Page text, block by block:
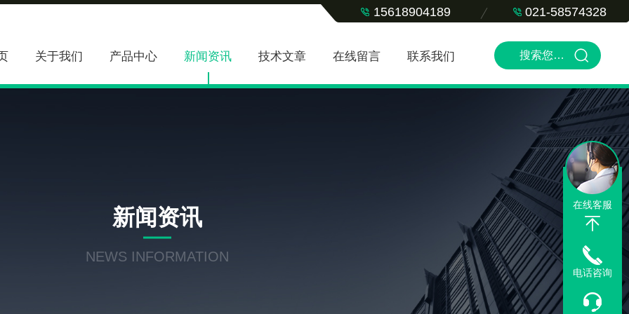
15618904189 021-58574328
关于我们 产品中心 新闻资讯 技术文章 在线留言 联系我们
新闻资讯
NEWS INFORMATION
在线客服
电话咨询